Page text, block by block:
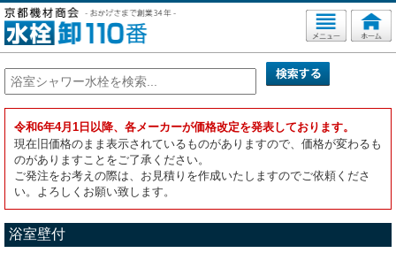
令和6年4月1日以降、各メーカーが価格改定を発表しております。
現在旧価格のまま表示されているものがありますので、価格が変わるも
のがありますことをご了承ください。
ご発注をお考えの際は、お見積りを作成いたしますのでご依頼くださ
い。よろしくお願い致します。
浴室壁付